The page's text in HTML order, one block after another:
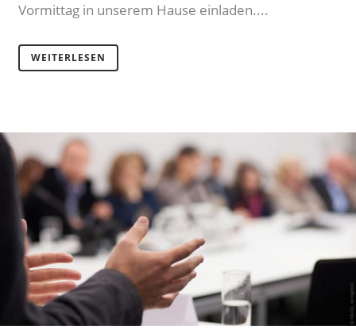
Vormittag in unserem Hause einladen....
WEITERLESEN